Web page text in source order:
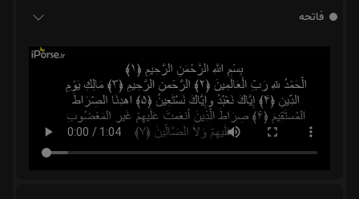
فاتحه